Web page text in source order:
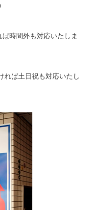
時間外も対応いたしま
れば土日祝も対応いたし